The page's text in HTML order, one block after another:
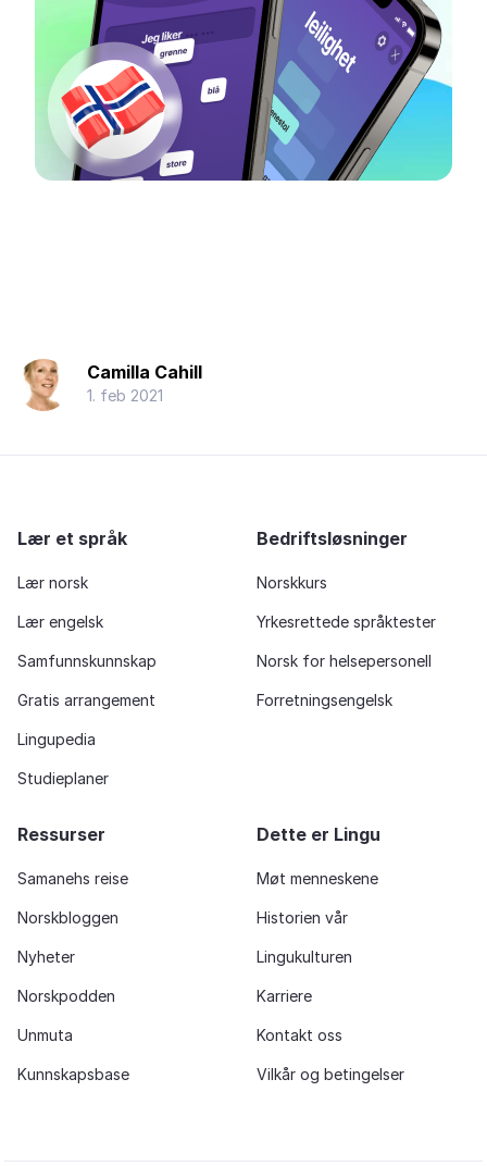
Camilla Cahill
1. feb 2021
Lær et språk
Lær norsk
Lær engelsk
Samfunnskunnskap
Gratis arrangement
Lingupedia
Studieplaner
Bedriftsløsninger
Norskkurs
Yrkesrettede språktester
Norsk for helsepersonell
Forretningsengelsk
Ressurser
Samanehs reise
Norskbloggen
Nyheter
Norskpodden
Unmuta
Kunnskapsbase
Dette er Lingu
Møt menneskene
Historien vår
Lingukulturen
Karriere
Kontakt oss
Vilkår og betingelser